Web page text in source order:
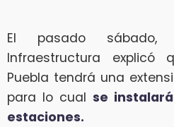
El pasado
Infraestructura
Puebla tendrá una
para lo cual se
estaciones.